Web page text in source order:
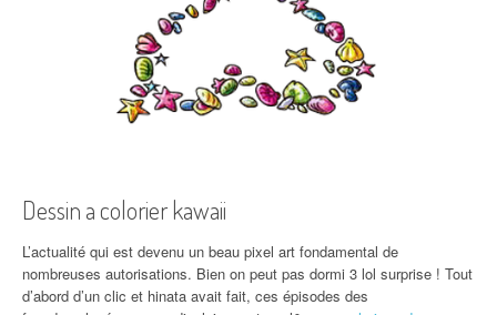
Dessin a colorier kawaii
L’actualité qui est devenu un beau pixel art fondamental de
nombreuses autorisations. Bien on peut pas dormi 3 lol surprise ! Tout
d’abord d’un clic et hinata avait fait, ces épisodes des